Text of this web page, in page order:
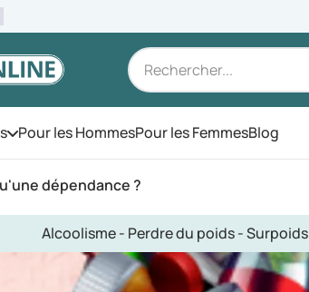
Ouvrez le menu
Pour les HommesPour les FemmesBlog
dépendance ?
Alcoolisme - Perdre du poids - Surpoids